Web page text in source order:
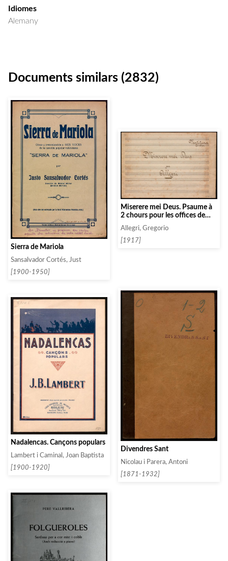
Idiomes
Alemany
Documents similars (2832)
Sierra de Mariola
Sansalvador Cortés, Just
[1900-1950]
Miserere mei Deus. Psaume à
2 chours pour les offices de
Allegri, Gregorio
[1917]
Nadalencas. Cançons populars
Lambert i Caminal, Joan Baptista
[1900-1920]
Divendres Sant
Nicolau i Parera, Antoni
[1871-1932]